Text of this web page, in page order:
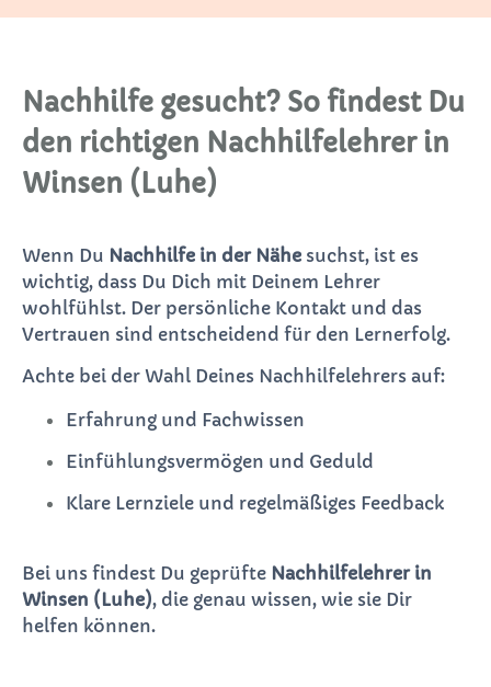
Nachhilfe gesucht? So findest Du
den richtigen Nachhilfelehrer in
Winsen (Luhe)
Wenn Du Nachhilfe in der Nähe suchst, ist es
wichtig, dass Du Dich mit Deinem Lehrer
wohlfühlst. Der persönliche Kontakt und das
Vertrauen sind entscheidend für den Lernerfolg.
Achte bei der Wahl Deines Nachhilfelehrers auf:
Erfahrung und Fachwissen
Einfühlungsvermögen und Geduld
Klare Lernziele und regelmäßiges Feedback
Bei uns findest Du geprüfte Nachhilfelehrer in
Winsen (Luhe), die genau wissen, wie sie Dir
helfen können.